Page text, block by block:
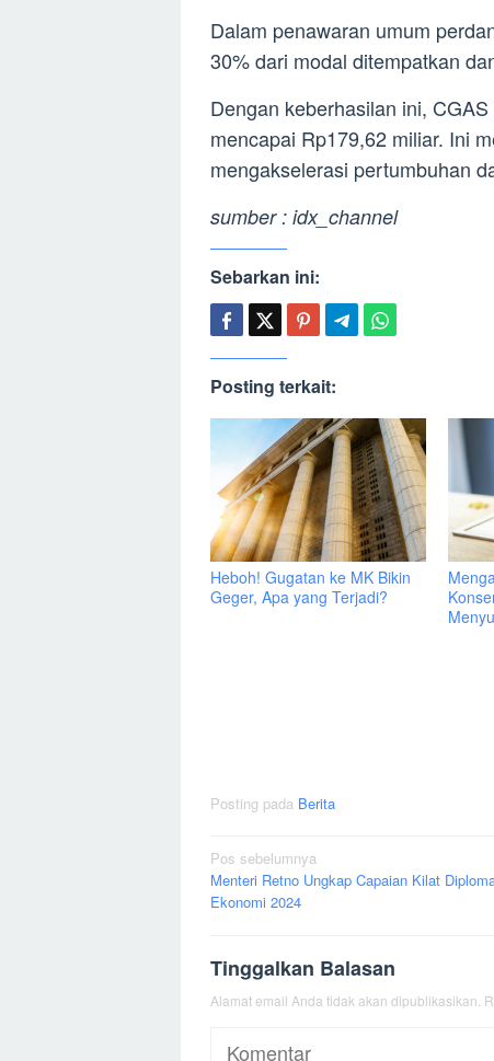
Dalam penawaran umum
30% dari modal ditempatkan
Dengan keberhasilan ini,
mencapai Rp179,62 miliar. Ini
mengakselerasi pertumbuhan
sumber : idx_channel
Sebarkan ini:
Posting terkait:
Heboh! Gugatan ke MK Bikin
Geger, Apa yang Terjadi?
Posting pada Berita
Navigasi
pos
Pos sebelumnya
Menteri Retno Ungkap Capaian Kilat
Ekonomi 2024
Tinggalkan Balasan
Alamat email Anda tidak akan dipublikasikan.